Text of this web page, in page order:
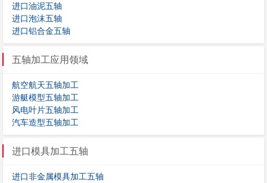
进口油泥五轴
进口泡沫五轴
进口铝合金五轴
五轴加工应用领域
航空航天五轴加工
游艇模型五轴加工
风电叶片五轴加工
汽车造型五轴加工
进口模具加工五轴
进口非金属模具加工五轴